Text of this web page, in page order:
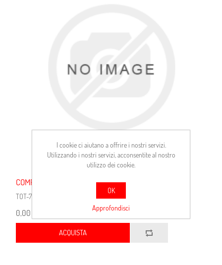
COMPRESS.SIRINGA GR400
TOT-712205
0,00 €
ACQUISTA
I cookie ci aiutano a offrire i nostri servizi.
Utilizzando i nostri servizi, acconsentite al nostro
utilizzo dei cookie.
OK
Approfondisci